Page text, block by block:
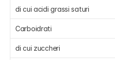
di cui acidi grassi saturi
Carboidrati
di cui zuccheri